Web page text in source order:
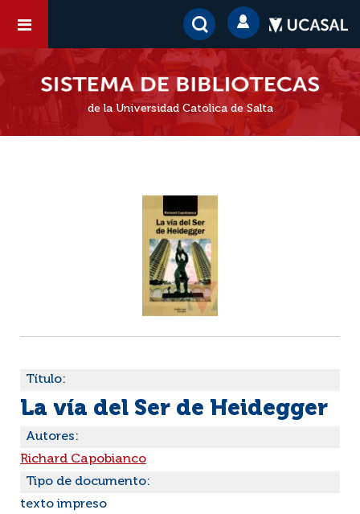
de la Universidad Católica de Salta
Título:
La vía del Ser de Heidegger
Autores:
Richard Capobianco
Tipo de documento:
texto impreso